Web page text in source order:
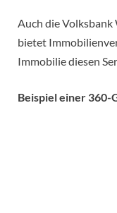
Auch die
bietet
Immobilie diesen
Beispiel einer 360-